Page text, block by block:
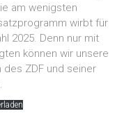
am wenigsten
wirbt für
2025. Denn nur mit
können wir unsere
ZDF und seiner